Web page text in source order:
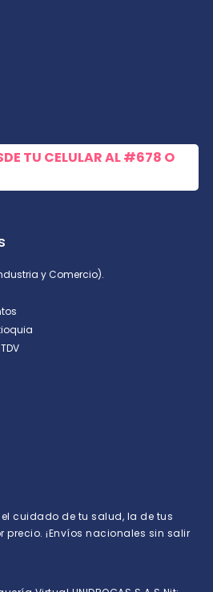
TU CELULAR AL#678 O
y Comercio).
cuidado de tu salud, la de tus
¡Envíos nacionales sin salir